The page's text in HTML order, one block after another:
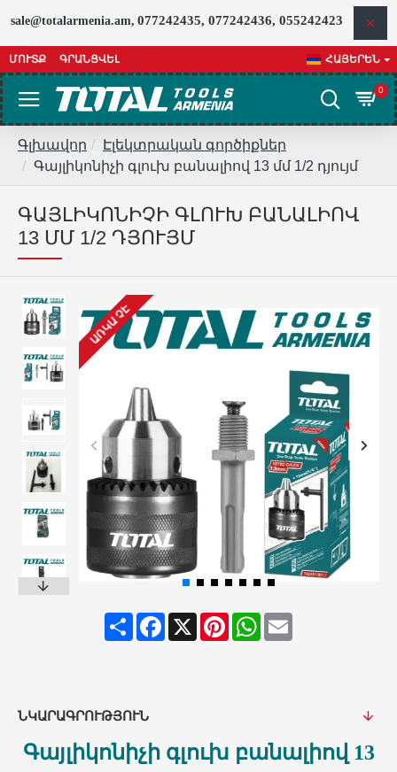
sale@totalarmenia.am, 077242435, 077242436, 055242423
ՄՈՒՏՔ ԳՐԱՆՑՎԵԼ ՀԱՅԵՐԵՆ
0
Գլխավոր
Էլեկտրական գործիքներ
Գայլիկոնիչի գլուխ բանալիով 13 մմ 1/2 դյույմ
ԳԱՅԼԻԿՈՆԻՉԻ ԳԼՈՒԽ ԲԱՆԱԼԻՈՎ
13 ՄՄ 1/2 ԴՅՈՒՅՄ
ԱՌԿԱ ՉԷ
ShareFacebook
X PinterestWhatsApp
Email
ՆԿԱՐԱԳՐՈՒԹՅՈՒՆ
Գայլիկոնիչի գլուխ բանալիով 13